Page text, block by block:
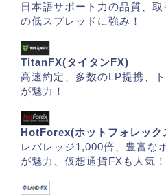
日本語サポート力の品質、
の低スプレッドに強み！
TitanFX(タイタンFX)
高速約定、多数のLP提携、
が魅力！
HotForex(ホットフォレック
レバレッジ1,000倍、豊富な
が魅力、仮想通貨FXも人気！